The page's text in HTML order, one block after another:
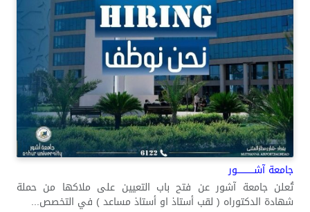
جامعة آشــــــــــــور
تُعلن جامعة آشور عن فتح باب التعيين على ملاكها من حملة
شهادة الدكتوراه ( لقب أستاذ او أستاذ مساعد ) في التخصص...